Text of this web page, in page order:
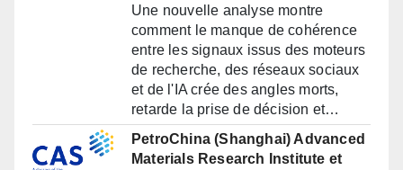
Une nouvelle analyse montre
comment le manque de cohérence
entre les signaux issus des moteurs
de recherche, des réseaux sociaux
et de l'IA crée des angles morts,
retarde la prise de décision et…
PetroChina (Shanghai) Advanced
Materials Research Institute et